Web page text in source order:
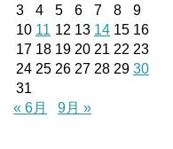
3
4 5 6 7 8
9
10 11 12 13 14 15 16
17 18 19 20 21 22 23
24 25 26 27 28 29 30
31
« 6月
9月 »